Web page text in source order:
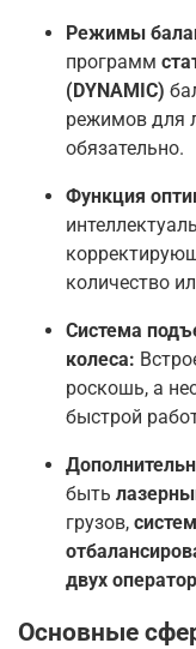
Режимы
программ
(DYNAMIC)
режимов для
обязательно.
Функция
количество
Система
колеса:
роскошь, а
быстрой
быть
грузов,
двух
Основные